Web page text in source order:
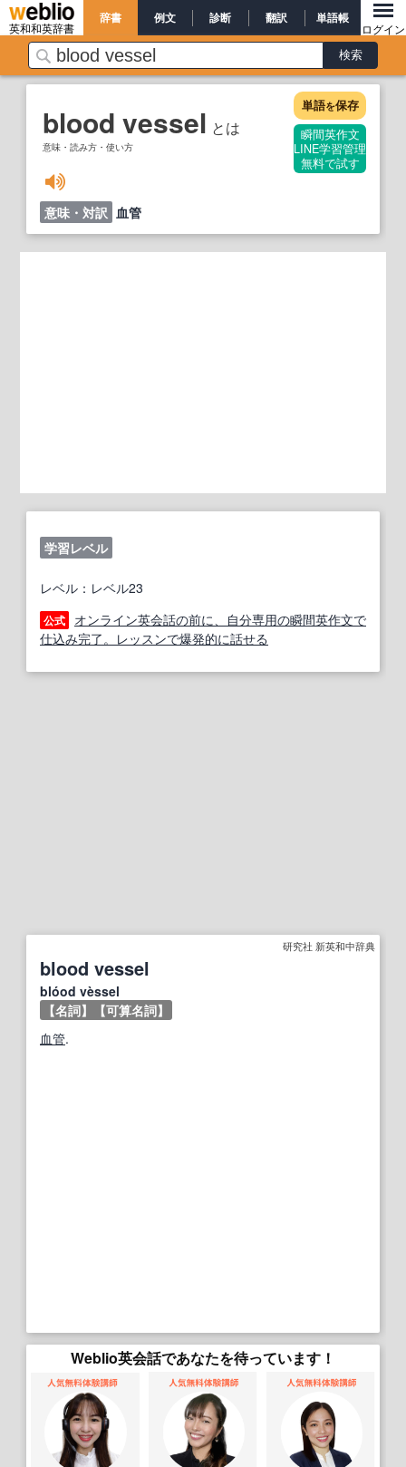
英和和英辞書
辞書 例文 診断 翻訳 単語帳
ログイン
blood vessel とは
意味・読み方・使い方
単語を保存
瞬間英作文
LINE学習管理
無料で試す
意味・対訳 血管
学習レベル
レベル：レベル23
公式
オンライン英会話の前に、自分専用の瞬間英作文で
仕込み完了。レッスンで爆発的に話せる
研究社 新英和中辞典
blood vessel
blóod vèssel
【名詞】
【可算名詞】
血管.
Weblio英会話であなたを待っています！